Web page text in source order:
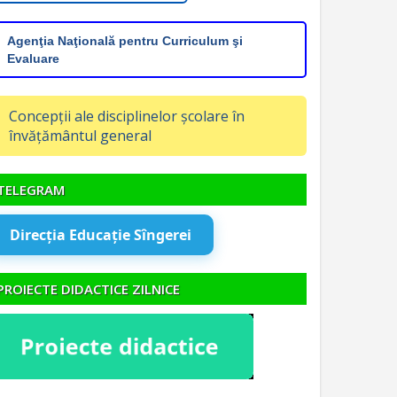
Agenţia Naţională pentru Curriculum şi
Evaluare
Concepții ale disciplinelor școlare în
învățământul general
Direcția Educație Sîngerei
DIDACTICE ZILNICE